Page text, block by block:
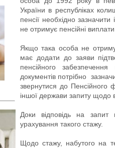
України в республіках
пенсії необхідно
не отримує пенсійні
Якщо така особа не
має додати до заяви
пенсійного
документів потрібно
звернутися до Пенсійного
іншої держави запиту щодо
Доки відповідь на
урахування такого стажу.
Щодо стажу, набутого на